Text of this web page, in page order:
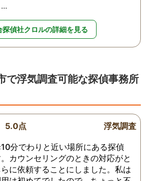
探偵社クロルの詳細を見る
で浮気調査可能な探偵事務所
5.0点 浮気調査
分でわりと近い場所にある探偵
カウンセリングのときの対応がと
に依頼することにしました。私は